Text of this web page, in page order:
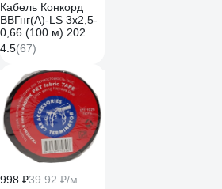
Кабель Конкорд
ВВГнг(А)-LS 3х2,5-
0,66 (100 м) 202
4.5(67)
998 ₽39.92 ₽/м